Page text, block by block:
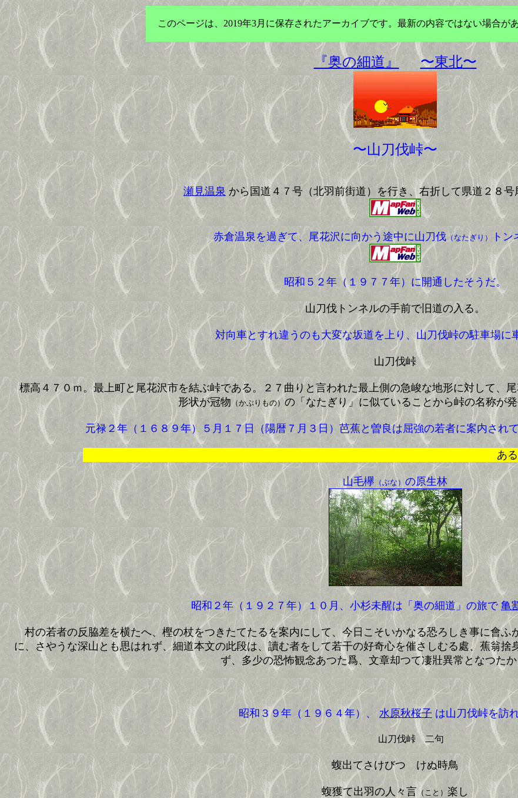
このページは、2019年3月に保存されたアーカイブです。最新の内容ではない場合が
『奥の細道』 〜東北〜
〜山刀伐峠〜
瀬見温泉から国道４７号（北羽前街道）を行き、右折して県道２８号
赤倉温泉を過ぎて、尾花沢に向かう途中に山刀伐（なたぎり） トン
昭和５２年（１９７７年）に開通したそうだ。
山刀伐トンネルの手前で旧道の入る。
対向車とすれ違うのも大変な坂道を上り、山刀伐峠の駐車場に
山刀伐峠
標高４７０ｍ。最上町と尾花沢市を結ぶ峠である。２７曲りと言われた最上側の急峻な地形に対して、
形状が冠物 （かぶりもの）の「なたぎり」に似ていることから峠の名称が
元禄２年（１６８９年）５月１７日（陽暦７月３日）芭蕉と曽良は屈強の若者に案内され
あるじの云
山毛欅 （ぶな） の原生林
昭和２年（１９２７年）１０月、小杉未醒は「奥の細道」の旅で 亀
村の若者の反脇差を横たへ、樫の杖をつきたてたるを案内にして、今日こそいかなる恐ろしき事に會ふ
に、さやうな深山とも思はれず、細道本文の此段は、讀む者をして若干の好奇心を催さしむる處、蕉翁
ず、多少の恐怖観念あつた爲、文章却つて凄壯異常となつた
昭和３９年（１９６４年）、 水原秋桜子 は山刀伐峠を訪
山刀伐峠 二句
蝮出てさけびつゞけぬ時鳥
蝮獲て出羽の人々言（こと）楽し